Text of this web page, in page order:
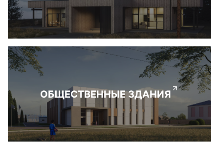
ОБЩЕСТВЕННЫЕ ЗДАНИЯ